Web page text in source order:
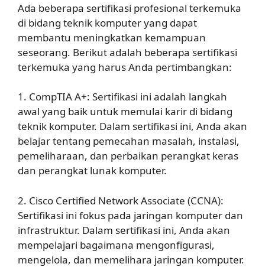
Ada beberapa sertifikasi profesional terkemuka
di bidang teknik komputer yang dapat
membantu meningkatkan kemampuan
seseorang. Berikut adalah beberapa sertifikasi
terkemuka yang harus Anda pertimbangkan:
1. CompTIA A+: Sertifikasi ini adalah langkah
awal yang baik untuk memulai karir di bidang
teknik komputer. Dalam sertifikasi ini, Anda akan
belajar tentang pemecahan masalah, instalasi,
pemeliharaan, dan perbaikan perangkat keras
dan perangkat lunak komputer.
2. Cisco Certified Network Associate (CCNA):
Sertifikasi ini fokus pada jaringan komputer dan
infrastruktur. Dalam sertifikasi ini, Anda akan
mempelajari bagaimana mengonfigurasi,
mengelola, dan memelihara jaringan komputer.